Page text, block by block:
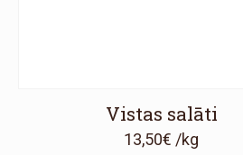
Vistas salāti
13,50€ /kg